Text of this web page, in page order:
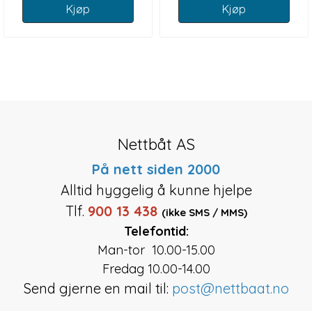
Kjøp Kjøp
Nettbåt AS
På nett siden 2000
Alltid hyggelig å kunne hjelpe
Tlf. 900 13 438 (ikke SMS / MMS)
Telefontid:
Man-tor 10.00-15.00
Fredag 10.00-14.00
Send gjerne en mail til: post@nettbaat.no